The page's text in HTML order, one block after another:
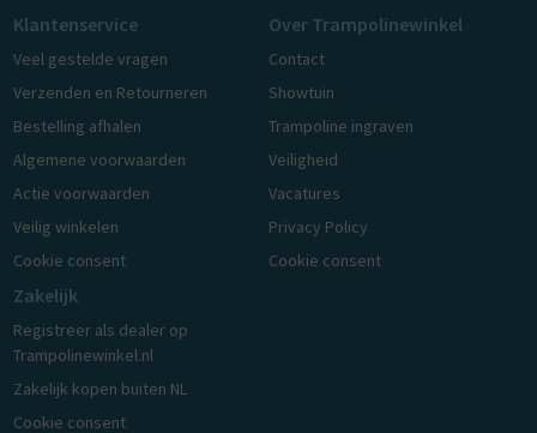
Klantenservice
Veel gestelde vragen
Verzenden en Retourneren
Bestelling afhalen
Algemene voorwaarden
Actie voorwaarden
Veilig winkelen
Cookie consent
Over Trampolinewinkel
Contact
Showtuin
Trampoline ingraven
Veiligheid
Vacatures
Privacy Policy
Cookie consent
Zakelijk
Registreer als dealer op
Trampolinewinkel.nl
Zakelijk kopen buiten NL
Cookie consent